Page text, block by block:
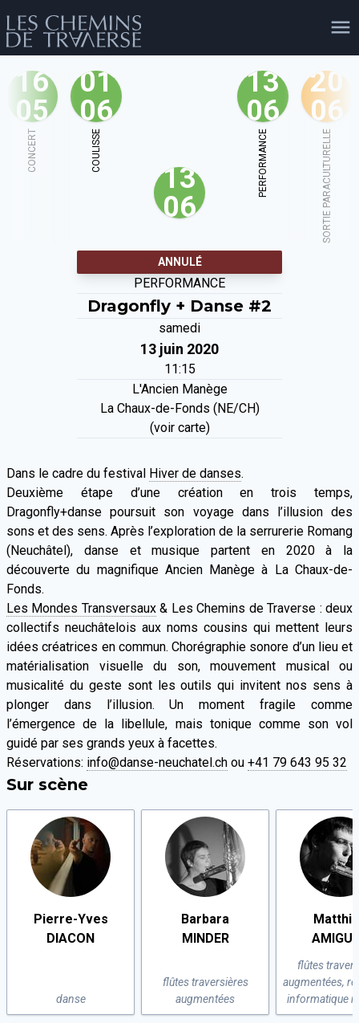
agenda personnes shop
facebook
16
05
CONCERT
01
06
COULISSE
13
06
13
06
PERFORMANCE
20
06
SORTIE PARACULTURELLE
ANNULÉ
PERFORMANCE
Dragonfly + Danse #2
samedi
13 juin 2020
11:15
L'Ancien Manège
La Chaux-de-Fonds (NE/CH)
(voir carte)
Dans le cadre du festival Hiver de danses.
Deuxième étape d’une création en trois temps,
Dragonfly+danse poursuit son voyage dans l’illusion des
sons et des sens. Après l’exploration de la serrurerie Romang
(­Neuchâtel), danse et musique partent en 2020 à la
découverte du magnifique Ancien ­Manège à La Chaux-de-
Fonds.
Les Mondes Transversaux& Les Chemins de ­Traverse : deux
collectifs neuchâtelois aux noms cousins qui mettent leurs
idées créatrices en commun. Chorégraphie sonore d’un lieu et
matérialisation visuelle du son, mouvement musical ou
musicalité du geste sont les outils qui invitent nos sens à
plonger dans l’illusion. Un ­moment fragile comme
l’émergence de la libellule, mais tonique comme son vol
guidé par ses grands yeux à facettes.
Réservations: info@danse-neuchatel.ch ou +41 79 643 95 32
Sur scène
Pierre-Yves
DIACON
danse
Barbara
MINDER
flûtes traversières
augmentées
flûtes
augmentées,
informatique